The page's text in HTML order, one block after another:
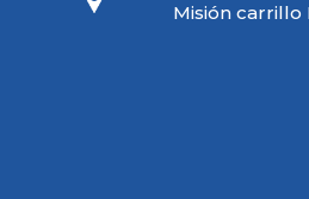
Misión carrillo